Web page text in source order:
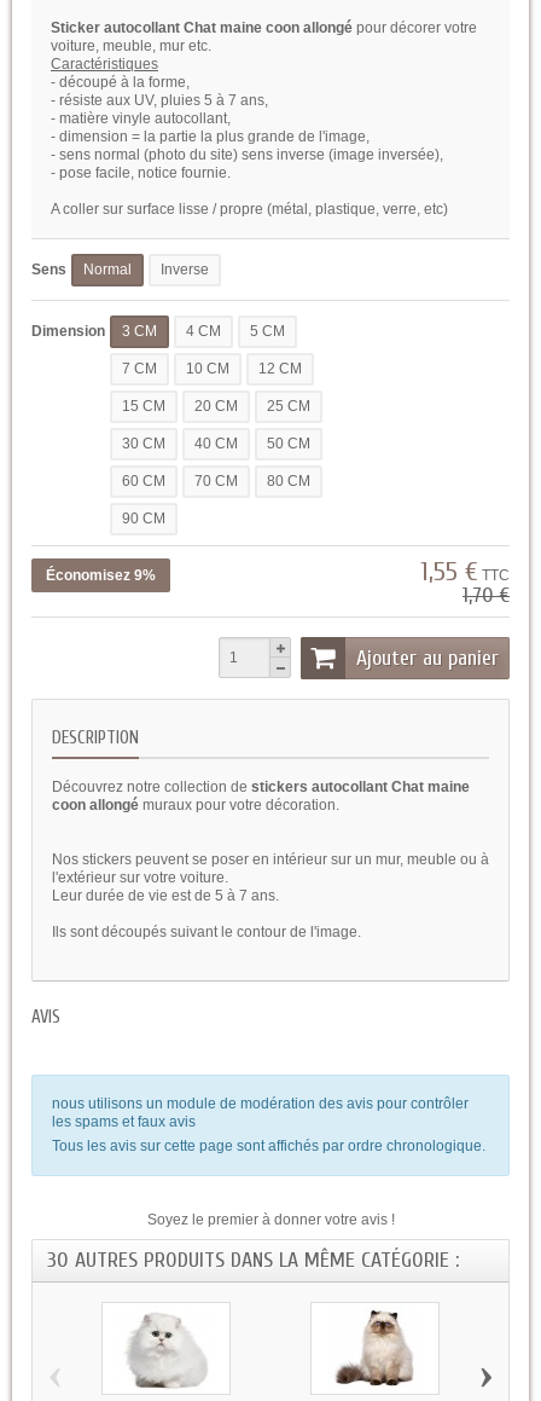
Sticker autocollant Chat maine coon allongé pour décorer votre
voiture, meuble, mur etc.
Caractéristiques
- découpé à la forme,
- résiste aux UV, pluies 5 à 7 ans,
- matière vinyle autocollant,
- dimension = la partie la plus grande de l'image,
- sens normal (photo du site) sens inverse (image inversée),
- pose facile, notice fournie.
A coller sur surface lisse / propre (métal, plastique, verre, etc)
Sens Normal Inverse
Dimension 3 CM 4 CM 5 CM
7 CM 10 CM 12 CM
15 CM 20 CM 25 CM
30 CM 40 CM 50 CM
60 CM 70 CM 80 CM
90 CM
Économisez 9% 1,55 € TTC
1,70 €
Ajouter au panier
DESCRIPTION
Découvrez notre collection de stickers autocollant Chat maine
coon allongé muraux pour votre décoration.
Nos stickers peuvent se poser en intérieur sur un mur, meuble ou à
l'extérieur sur votre voiture.
Leur durée de vie est de 5 à 7 ans.
Ils sont découpés suivant le contour de l'image.
AVIS
nous utilisons un module de modération des avis pour contrôler
les spams et faux avis
Tous les avis sur cette page sont affichés par ordre chronologique.
Soyez le premier à donner votre avis !
30 AUTRES PRODUITS DANS LA MÊME CATÉGORIE :
‹ ›